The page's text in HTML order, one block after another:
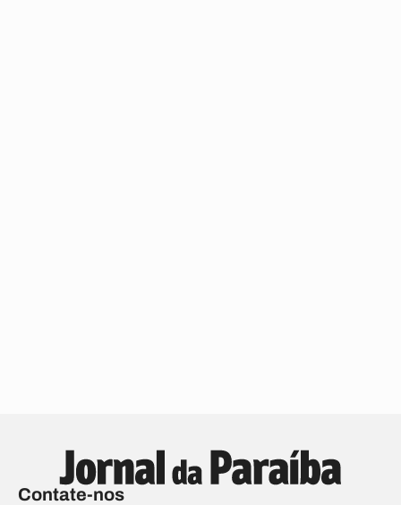
Contate-nos